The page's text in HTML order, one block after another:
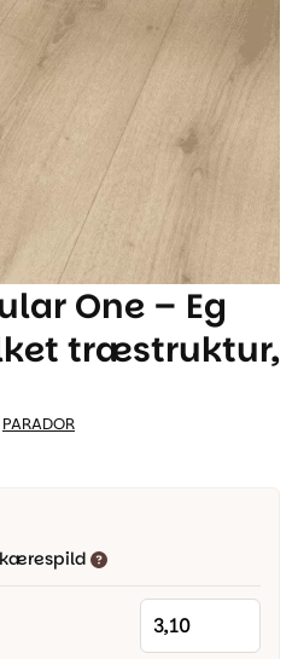
One – Eg
træstruktur,
PARADOR